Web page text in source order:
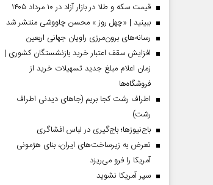
قیمت سکه و طلا در بازار آزاد در ۱۰ مرداد ۱۴۰۵
ببینید | «چهل روز » محسن چاووشی منتشر شد
رسانه‌های برون‌مرزی راویان جهانی اربعین
افزایش سقف اعتبار خرید بازنشستگان کشوری |
زمان اعلام مبلغ جدید تسهیلات خرید از
فروشگاه‌ها
اطراف رشت کجا بریم (جاهای دیدنی اطراف
رشت)
باج‌نیوزها؛ باج‌گیری در لباس افشاگری
تعرض به زیرساخت‌های ایران، بنای هژمونی
آمریکا را فرو می‌ریزد
سپر آمریکا نشوید
صفحات نخست روزنامه ها‌ی‌سه‌شنبه ۶ مردادماه